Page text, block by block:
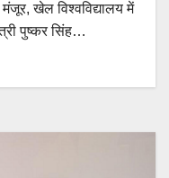
मंजूर, खेल विश्वविद्यालय में
पुष्कर सिंह…